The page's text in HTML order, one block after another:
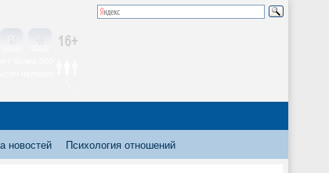
новостей Психология отношений